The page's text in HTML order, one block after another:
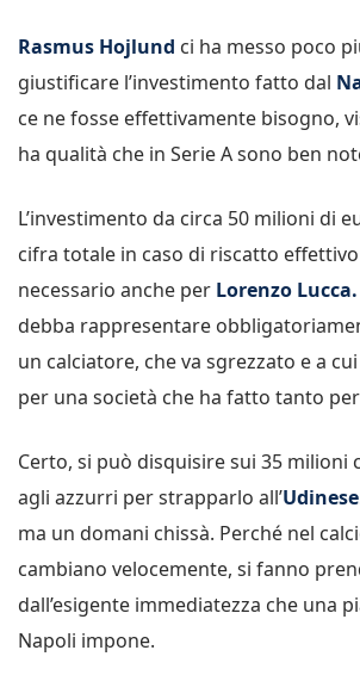
Rasmus Hojlund ci ha messo poco
giustificare l’investimento fatto dal
ce ne fosse effettivamente bisogno,
ha qualità che in Serie A sono ben
L’investimento da circa 50 milioni di
cifra totale in caso di riscatto effettivo
necessario anche per Lorenzo Lucca.
debba rappresentare
un calciatore, che va sgrezzato e a
per una società che ha fatto tanto
Certo, si può disquisire sui 35 milioni
agli azzurri per strapparlo all’Udinese
ma un domani chissà. Perché nel
cambiano velocemente, si fanno
dall’esigente immediatezza che una
Napoli impone.